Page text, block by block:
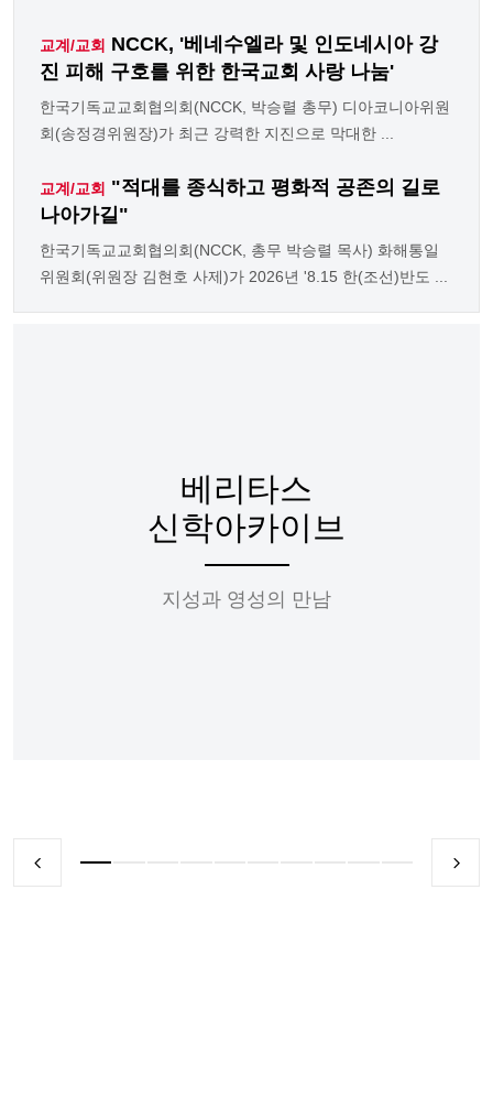
교계/교회 NCCK, '베네수엘라 및 인도네시아 강
진 피해 구호를 위한 한국교회 사랑 나눔'
한국기독교교회협의회(NCCK, 박승렬 총무) 디아코니아위원
회(송정경위원장)가 최근 강력한 지진으로 막대한 ...
교계/교회 "적대를 종식하고 평화적 공존의 길로
나아가길"
한국기독교교회협의회(NCCK, 총무 박승렬 목사) 화해통일
위원회(위원장 김현호 사제)가 2026년 '8.15 한(조선)반도 ...
베리타스
신학아카이브
지성과 영성의 만남